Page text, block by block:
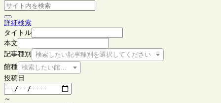
詳細検索
タイトル
本文
記事種別
検索したい記事種別を選択してください
館種 検索したい館種を選択してください
投稿日
～